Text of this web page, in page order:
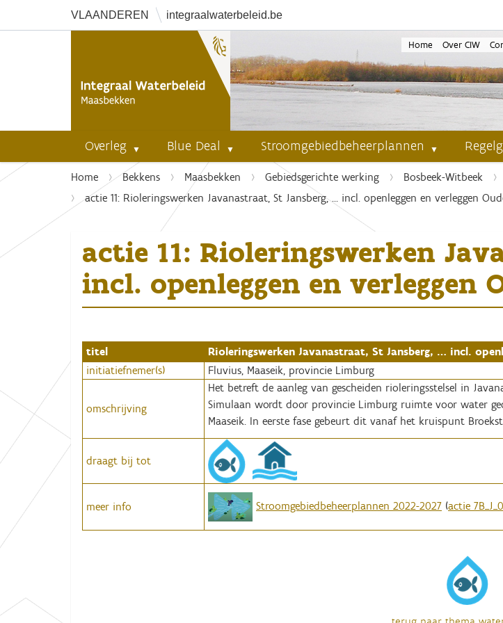
VLAANDEREN integraalwaterbeleid.be
Home Over CIW
Overleg Blue Deal Stroomgebiedbeheerplannen
U
b
e
Home Bekkens Maasbekken Gebiedsgerichte werking Bosbeek-Witbeek
actie 11: Rioleringswerken Javanastraat, St Jansberg, … incl. openleggen en verleggen
actie 11: Rioleringswerken
incl. openleggen en verleggen
titel
Rioleringswerken Javanastraat, St Jansberg, … incl.
initiatiefnemer(s)
Fluvius, Maaseik, provincie Limburg
omschrijving
Het betreft de aanleg van gescheiden rioleringsstelsel in
Simulaan wordt door provincie Limburg ruimte voor water
Maaseik. In eerste fase gebeurt dit vanaf het kruispunt
draagt bij tot
meer info Stroomgebiedbeheerplannen 2022-2027 (actie